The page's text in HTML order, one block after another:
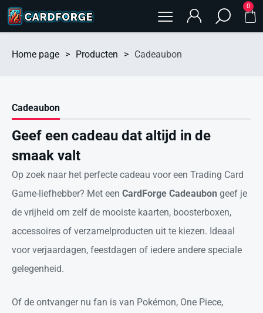
0
Home page > Producten > Cadeaubon
Cadeaubon
Geef een cadeau dat altijd in de
smaak valt
Op zoek naar het perfecte cadeau voor een Trading Card
Game-liefhebber? Met een CardForge Cadeaubon geef je
de vrijheid om zelf de mooiste kaarten, boosterboxen,
accessoires of verzamelproducten uit te kiezen. Ideaal
voor verjaardagen, feestdagen of iedere andere speciale
gelegenheid.
Of de ontvanger nu fan is van Pokémon, One Piece,